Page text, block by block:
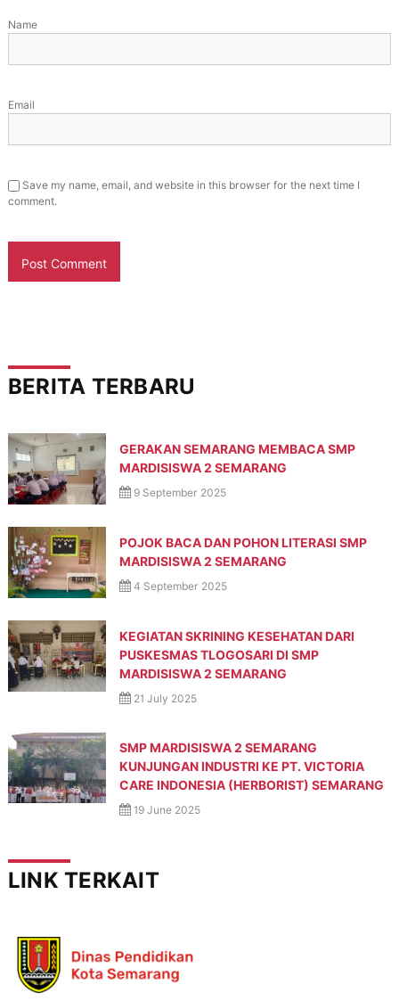
Name
Email
Save my name, email, and website in this browser for the next time I
comment.
BERITA TERBARU
GERAKAN SEMARANG MEMBACA SMP
MARDISISWA 2 SEMARANG
9 September 2025
POJOK BACA DAN POHON LITERASI SMP
MARDISISWA 2 SEMARANG
4 September 2025
KEGIATAN SKRINING KESEHATAN DARI
PUSKESMAS TLOGOSARI DI SMP
MARDISISWA 2 SEMARANG
21 July 2025
SMP MARDISISWA 2 SEMARANG
KUNJUNGAN INDUSTRI KE PT. VICTORIA
CARE INDONESIA (HERBORIST) SEMARANG
19 June 2025
LINK TERKAIT